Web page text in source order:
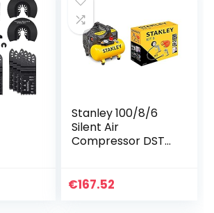
Stanley 100/8/6
Silent Air
Compressor DST
Zubehör für
€167.52